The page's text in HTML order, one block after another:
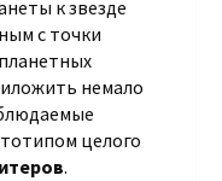
к звезде
с точки
немало
целого
.